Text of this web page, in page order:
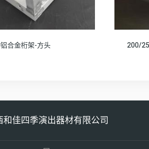
合金桁架-方头 200/
佳四季演出器材有限公司